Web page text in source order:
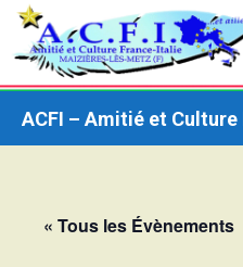
Aller
contenu
« Tous les Évènements